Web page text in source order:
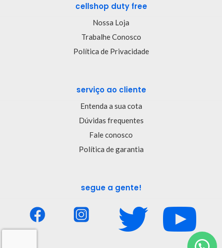
cellshop duty free
Nossa Loja
Trabalhe Conosco
Política de Privacidade
serviço ao cliente
Entenda a sua cota
Dúvidas frequentes
Fale conosco
Política de garantia
segue a gente!